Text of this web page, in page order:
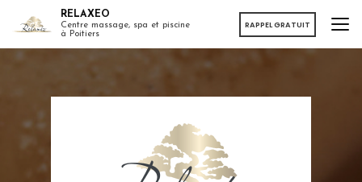
RELAXEO
Centre massage, spa et piscine
à Poitiers
RAPPEL GRATUIT